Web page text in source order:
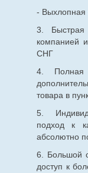
- Выхлопная
3. Быстрая
компанией
СНГ
4. Полная
товара в
5.
подход к
абсолютно
6. Большой
доступ к